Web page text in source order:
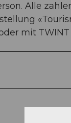
Alle
mit TWINT